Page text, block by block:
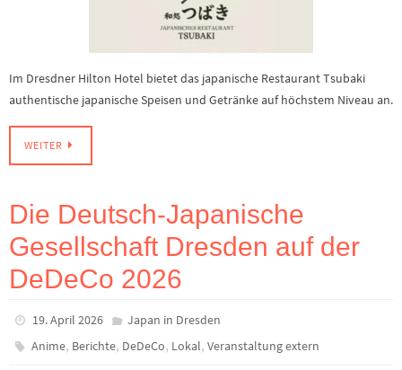
Im Dresdner Hilton Hotel bietet das japanische Restaurant Tsubaki
authentische japanische Speisen und Getränke auf höchstem Niveau an.
WEITER
Die Deutsch-Japanische
Gesellschaft Dresden auf der
DeDeCo 2026
19. April 2026
Japan in Dresden
Anime, Berichte, DeDeCo, Lokal,Veranstaltung extern